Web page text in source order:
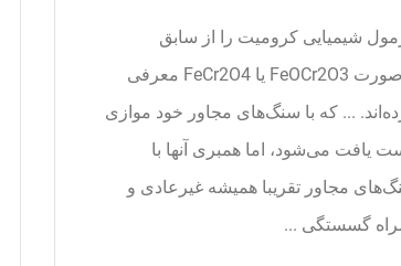
شیمیایی کرومیت را از سابق
به‌صورت FeOCr2O3 یا FeCr2O4 معرفی
... که با سنگ‌های مجاور خود موازی
یافت می‌شود، اما همبری آنها با
مجاور تقریبا همیشه غیرعادی و
گسستگی ...